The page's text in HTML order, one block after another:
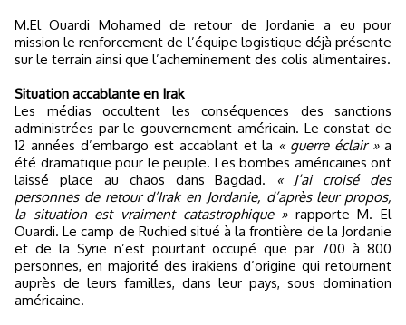
M.El Ouardi Mohamed de retour de Jordanie a eu pour
mission le renforcement de l’équipe logistique déjà présente
sur le terrain ainsi que l’acheminement des colis alimentaires.
Situation accablante en Irak
Les médias occultent les conséquences des sanctions
administrées par le gouvernement américain. Le constat de
12 années d’embargo est accablant et la « guerre éclair »a
été dramatique pour le peuple. Les bombes américaines ont
laissé place au chaos dans Bagdad. « J’ai croisé des
personnes de retour d’Irak en Jordanie, d’après leur propos,
la situation est vraiment catastrophique »rapporte M. El
Ouardi. Le camp de Ruchied situé à la frontière de la Jordanie
et de la Syrie n’est pourtant occupé que par 700 à 800
personnes, en majorité des irakiens d’origine qui retournent
auprès de leurs familles, dans leur pays, sous domination
américaine.